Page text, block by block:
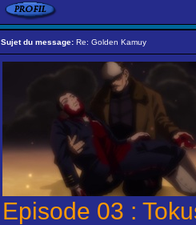
Sujet du message: Re: Golden Kamuy
Episode 03 :